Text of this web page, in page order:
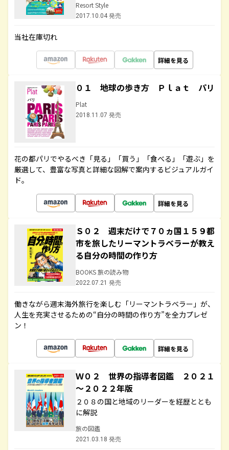
Resort Style
2017.10.04 発売
当社在庫切れ
詳細を見る
０１ 地球の歩き方 Ｐｌａｔ パリ
Plat
2018.11.07 発売
花の都パリでやるべき「見る」「買う」「食べる」「遊ぶ」を
厳選して、豊富な写真と詳細な図解で案内するビジュアルガイ
ド。
詳細を見る
Ｓ０２ 週末だけで７０ヵ国１５９都
市を旅したリーマントラベラーが教え
る自分の時間の作り方
BOOKS 旅の読み物
2022.07.21 発売
働きながら週末海外旅行を楽しむ「リーマントラベラー」が、
人生を充実させるための“自分の時間の作り方”を全力プレゼ
ン！
詳細を見る
Ｗ０２ 世界の指導者図鑑 ２０２１
～２０２２年版
２０８の国と地域のリーダーを経歴ととも
に解説
旅の図鑑
2021.03.18 発売